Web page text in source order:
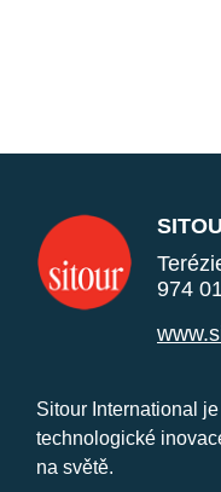
974
Sitour International
technologické
na světě.